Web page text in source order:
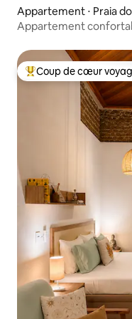
Appartement ⋅ Praia
Appartement
Coups de cœur
Coup de cœur